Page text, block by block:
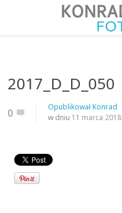
2017_D_D_050
0 OpublikowałKonrad
w dniu 11 marca 2018